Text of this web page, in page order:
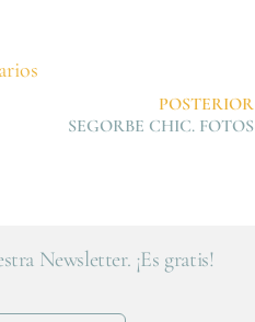
POSTERIOR
SEGORBE CHIC. FOTOS
Newsletter. ¡Es gratis!